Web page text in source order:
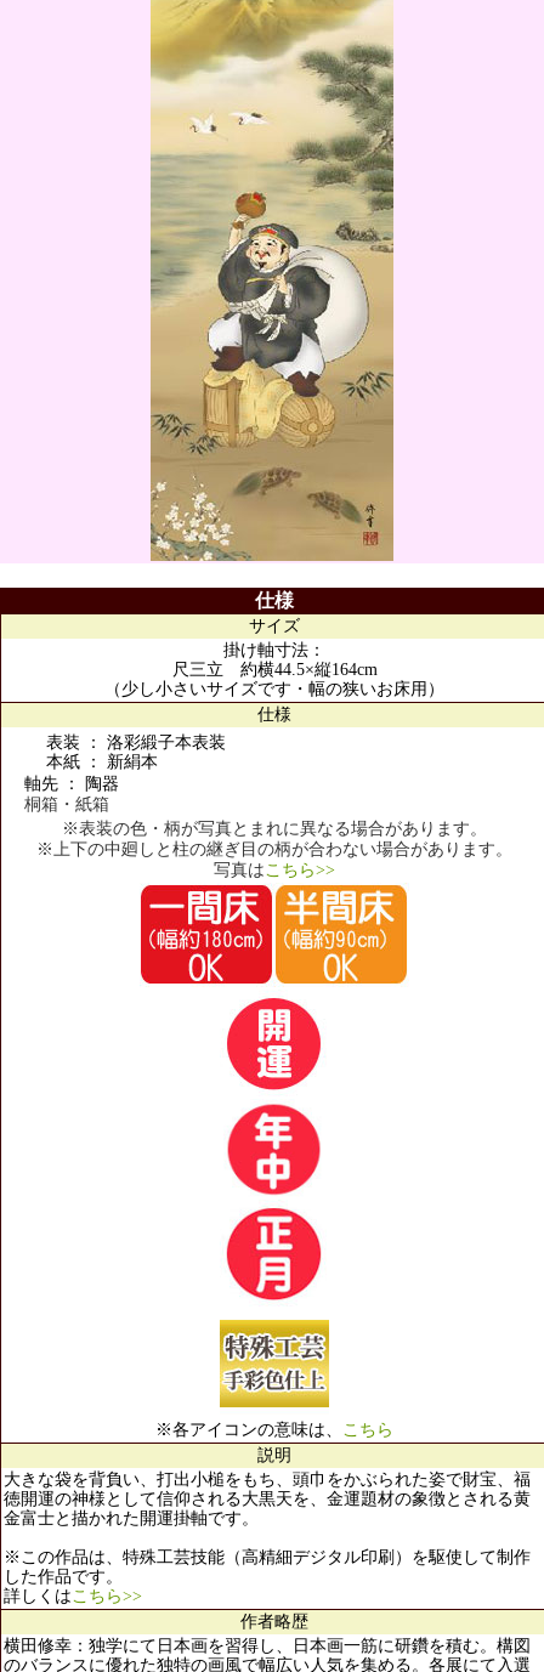
仕様
サイズ
掛け軸寸法：
尺三立 約横44.5×縦164cm
（少し小さいサイズです・幅の狭いお床用）
仕様
表装 ： 洛彩緞子本表装
本紙 ： 新絹本
軸先 ： 陶器
桐箱・紙箱
※表装の色・柄が写真とまれに異なる場合があります。
※上下の中廻しと柱の継ぎ目の柄が合わない場合があります。
写真はこちら>>
※各アイコンの意味は、 こちら
説明
大きな袋を背負い、打出小槌をもち、頭巾をかぶられた姿で財宝、福
徳開運の神様として信仰される大黒天を、金運題材の象徴とされる黄
金富士と描かれた開運掛軸です。
※この作品は、特殊工芸技能（高精細デジタル印刷）を駆使して制作
した作品です。
詳しくはこちら>>
作者略歴
横田修幸：独学にて日本画を習得し、日本画一筋に研鑽を積む。構図
のバランスに優れた独特の画風で幅広い人気を集める。各展にて入選